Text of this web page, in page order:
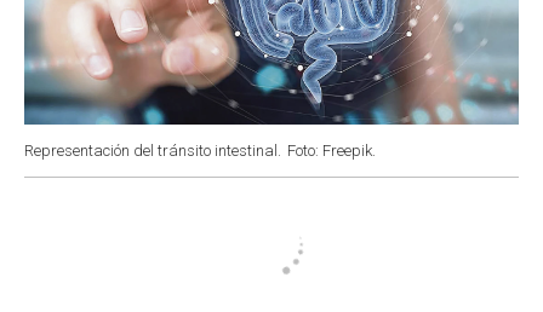
Representación del tránsito intestinal. Foto: Freepik.